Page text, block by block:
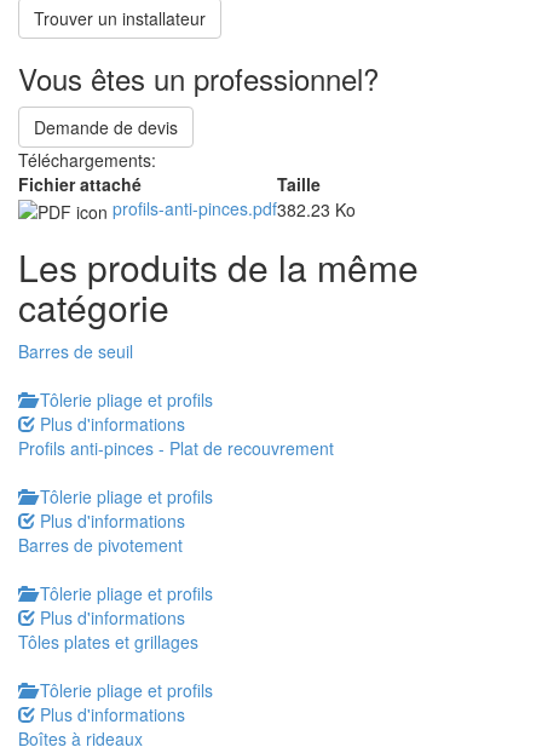
Trouver un installateur
Vous êtes un professionnel?
Demande de devis
Téléchargements:
Fichier attaché
Taille
profils-anti-pinces.pdf382.23 Ko
Les produits de la même
catégorie
Barres de seuil
Tôlerie pliage et profils
Plus d'informations
Profils anti-pinces - Plat de recouvrement
Tôlerie pliage et profils
Plus d'informations
Barres de pivotement
Tôlerie pliage et profils
Plus d'informations
Tôles plates et grillages
Tôlerie pliage et profils
Plus d'informations
Boîtes à rideaux